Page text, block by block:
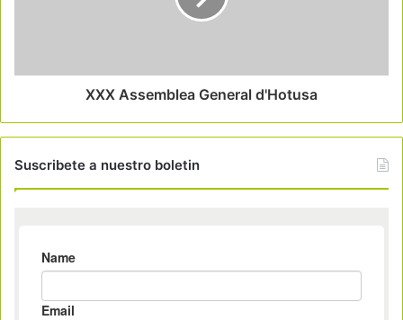
XXX Assemblea General d'Hotusa
Suscribete a nuestro boletin